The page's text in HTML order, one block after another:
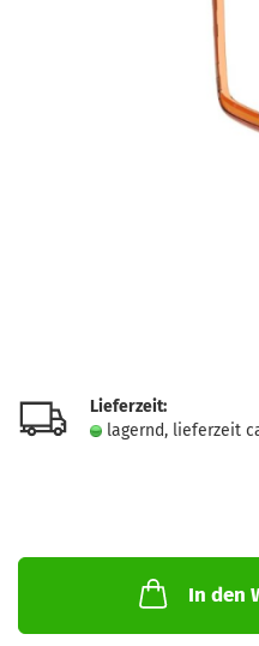
Lieferzeit:
lagernd, lieferzeit
In den